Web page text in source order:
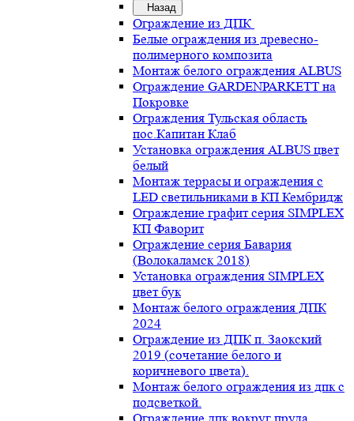
Назад
Ограждение из ДПК
Белые ограждения из древесно-
полимерного композита
Монтаж белого ограждения ALBUS
Ограждение GARDENPARKETT на
Покровке
Ограждения Тульская область
пос.Капитан Клаб
Установка ограждения ALBUS цвет
белый
Монтаж террасы и ограждения с
LED светильниками в КП Кембридж
Ограждение графит серия SIMPLEX
КП Фаворит
Ограждение серия Бавария
(Волокаламск 2018)
Установка ограждения SIMPLEX
цвет бук
Монтаж белого ограждения ДПК
2024
Ограждение из ДПК п. Заокский
2019 (сочетание белого и
коричневого цвета).
Монтаж белого ограждения из дпк с
подсветкой.